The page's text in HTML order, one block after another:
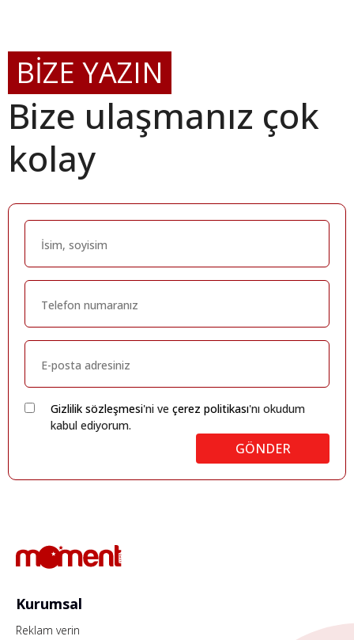
BİZE YAZIN
Bize ulaşmanız çok
kolay
Gizlilik sözleşmesi'ni ve çerez politikası'nı okudum
kabul ediyorum.
GÖNDER
Kurumsal
Reklam verin